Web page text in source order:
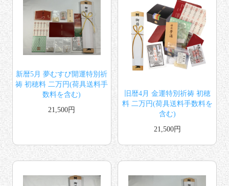
新暦5月 夢むすび開運特別祈
祷 初穂料 二万円(荷具送料手
数料を含む)
21,500円
旧暦4月 金運特別祈祷 初穂
料 二万円(荷具送料手数料を
含む)
21,500円